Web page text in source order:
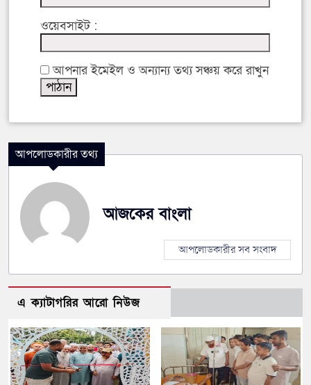
ওয়েবসাইট :
আপনার ইমেইল ও অন্যান্য তথ্য সঞ্চয় করে রাখুন
আপলোডকারীর তথ্য
আজকের বাংলা
আপলোডকারীর সব সংবাদ
এ ক্যাটাগরির আরো নিউজ